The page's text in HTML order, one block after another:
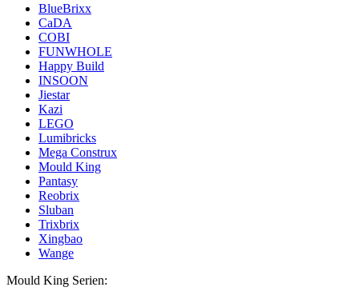
BlueBrixx
CaDA
COBI
FUNWHOLE
Happy Build
INSOON
Jiestar
Kazi
LEGO
Lumibricks
Mega Construx
Mould King
Pantasy
Reobrix
Sluban
Trixbrix
Xingbao
Wange
Mould King Serien: